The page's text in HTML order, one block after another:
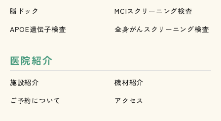
脳ドック
MCIスクリーニング検査
APOE遺伝子検査
全身がんスクリーニング検査
医院紹介
施設紹介
機材紹介
ご予約について
アクセス